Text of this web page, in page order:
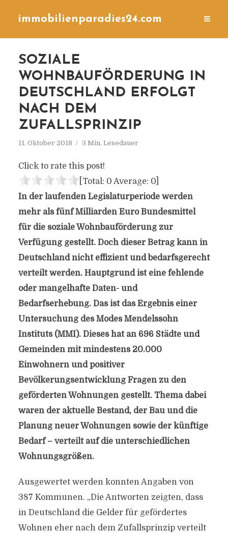
immobilienparadies24.com
SOZIALE
WOHNBAUFÖRDERUNG IN
DEUTSCHLAND ERFOLGT
NACH DEM
ZUFALLSPRINZIP
11. Oktober 2018 3 Min. Lesedauer
Click to rate this post!
[Total: 0 Average: 0]
In der laufenden Legislaturperiode werden
mehr als fünf Milliarden Euro Bundesmittel
für die soziale Wohnbauförderung zur
Verfügung gestellt. Doch dieser Betrag kann in
Deutschland nicht effizient und bedarfsgerecht
verteilt werden. Hauptgrund ist eine fehlende
oder mangelhafte Daten- und
Bedarfserhebung. Das ist das Ergebnis einer
Untersuchung des Modes Mendelssohn
Instituts (MMI). Dieses hat an 696 Städte und
Gemeinden mit mindestens 20.000
Einwohnern und positiver
Bevölkerungsentwicklung Fragen zu den
geförderten Wohnungen gestellt. Thema dabei
waren der aktuelle Bestand, der Bau und die
Planung neuer Wohnungen sowie der künftige
Bedarf – verteilt auf die unterschiedlichen
Wohnungsgrößen.
Ausgewertet werden konnten Angaben von
387 Kommunen. „Die Antworten zeigten, dass
in Deutschland die Gelder für gefördertes
Wohnen eher nach dem Zufallsprinzip verteilt